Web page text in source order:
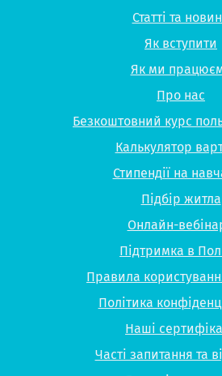
Статті та
Як вступити
Як ми
Про нас
Безкоштовний курс
Калькулятор
Стипендії на
Підбір житла
Онлайн-
Підтримка в
Правила
Політика
Наші
Часті запитання та